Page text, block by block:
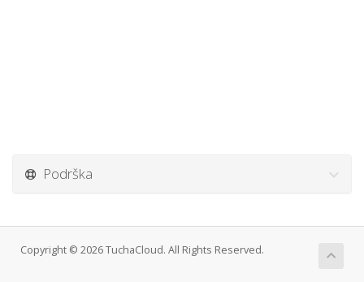
Podrška
Copyright © 2026 TuchaCloud. All Rights Reserved.